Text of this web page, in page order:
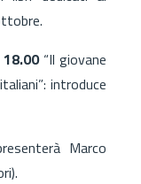
18.00“Il giovane
introduce
Marco